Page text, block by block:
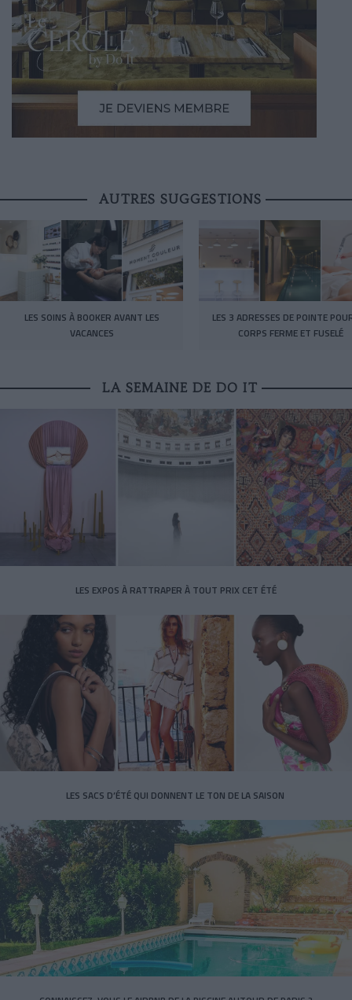
AUTRES SUGGESTIONS
LES SOINS À BOOKER AVANT LES
VACANCES
LES 3 ADRESSES DE POINTE
CORPS FERME ET FUSELÉ
LA SEMAINE DE DO IT
LES EXPOS À RATTRAPER À TOUT PRIX CET ÉTÉ
LES SACS D’ÉTÉ QUI DONNENT LE TON DE LA SAISON